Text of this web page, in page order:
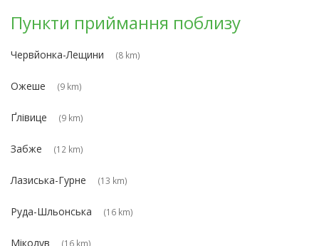
Пункти приймання поблизу
Червйонка-Лещини (8 km)
Ожеше (9 km)
Ґлівице (9 km)
Забже (12 km)
Лазиська-Гурне (13 km)
Руда-Шльонська (16 km)
Міколув (16 km)